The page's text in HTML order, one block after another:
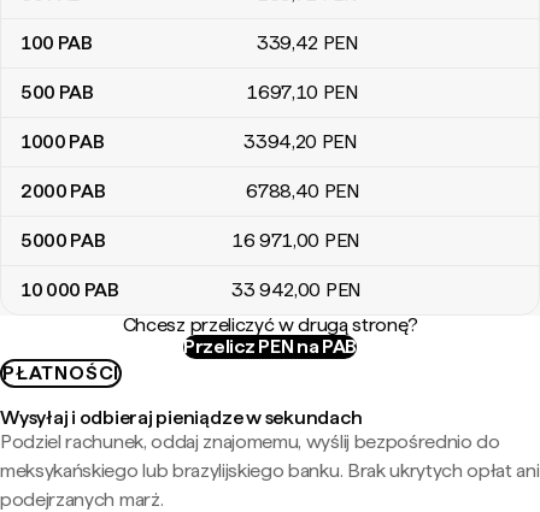
100 PAB 339,42 PEN
500 PAB 1697,10 PEN
1000 PAB 3394,20 PEN
2000 PAB 6788,40 PEN
5000 PAB 16 971,00 PEN
10 000 PAB 33 942,00 PEN
Chcesz przeliczyć w drugą stronę?
Przelicz PEN na PAB
PŁATNOŚCI
Wysyłaj i odbieraj pieniądze w sekundach
Podziel rachunek, oddaj znajomemu, wyślij bezpośrednio do
meksykańskiego lub brazylijskiego banku. Brak ukrytych opłat ani
podejrzanych marż.